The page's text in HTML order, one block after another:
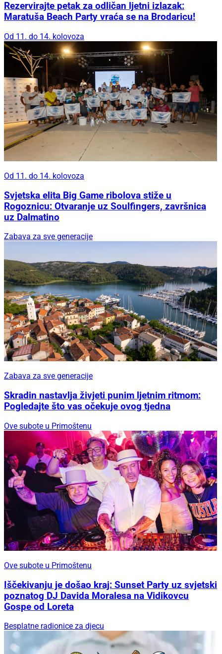
Rezervirajte petak za odličan ljetni izlazak:
Maratuša Beach Party vraća se na Brodaricu!
Od 11. do 14. kolovoza
Od 11. do 14. kolovoza
Svjetska elita Big Game ribolova stiže u
Rogoznicu: Otvaranje uz Soulfingers, završnica
uz Dalmatino
Zabava za sve generacije
Zabava za sve generacije
Skradin nastavlja živjeti punim ljetnim ritmom:
Pogledajte što vas očekuje ovog tjedna
Ove subote u Primoštenu
Ove subote u Primoštenu
Iščekivanju je došao kraj: Sunset Party uz svjetski
poznatog DJ Davida Moralesa na Vidikovcu
Gospe od Loreta
Besplatne radionice za djecu